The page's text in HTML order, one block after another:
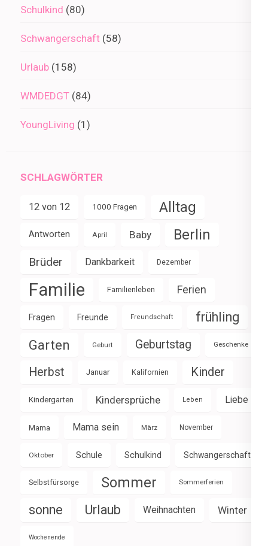
Schulkind (80)
Schwangerschaft (58)
Urlaub (158)
WMDEDGT (84)
YoungLiving (1)
SCHLAGWÖRTER
12 von 12 1000 Fragen Alltag
Antworten April Baby Berlin
Brüder Dankbarkeit Dezember
Familie Familienleben Ferien
Fragen Freunde Freundschaft frühling
Garten Geburt Geburtstag Geschenke
Herbst Januar Kalifornien Kinder
Kindergarten Kindersprüche Leben Liebe
Mama Mama sein März November
Oktober Schule Schulkind Schwangerschaft
Selbstfürsorge Sommer Sommerferien
sonne Urlaub Weihnachten Winter
Wochenende